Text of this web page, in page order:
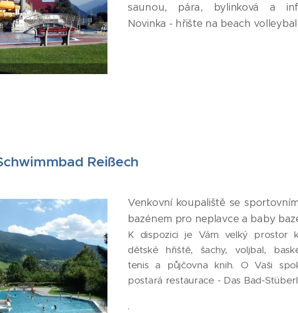
saunou, pára, bylinková a
Novinka - hřište na beach
Reißech
Venkovní koupaliště se
bazénem pro neplavce a baby
K dispozici je Vám velký prostor
dětské hřiště, šachy, voljbal,
tenis a půjčovna knih. O Vaši
postará restaurace - Das Bad-
.